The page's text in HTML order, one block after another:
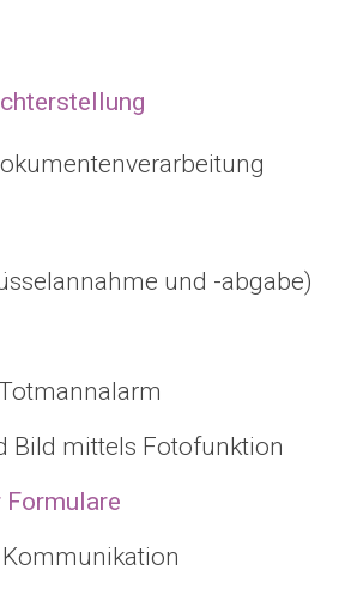
und -abgabe)
Bild mittels Fotofunktion
Formulare